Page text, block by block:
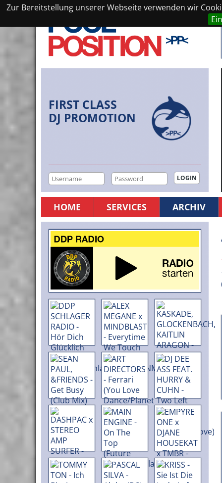
Zur Bereitstellung unserer Webseite verwenden wir
FIRST CLASS
DJ PROMOTION
HOME SERVICES ARCHIV